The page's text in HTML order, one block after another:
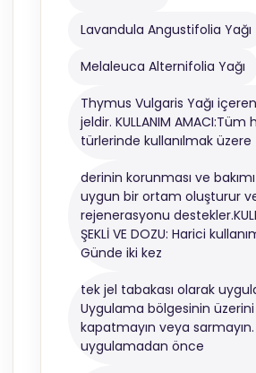
Lavandula Angustifolia Yağı
Melaleuca Alternifolia Yağı
Thymus Vulgaris Yağı
jeldir. KULLANIM AMACI:Tüm
türlerinde kullanılmak üzere
derinin korunması ve
uygun bir ortam oluşturur
rejenerasyonu
ŞEKLİ VE DOZU: Harici
Günde iki kez
tek jel tabakası olarak
Uygulama bölgesinin üzerini
kapatmayın veya sarmayın.
uygulamadan önce